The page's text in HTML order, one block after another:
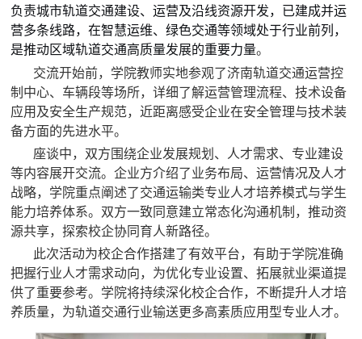
负责城市轨道交通建设、运营及沿线资源开发，已建成并运
营多条线路，在智慧运维、绿色交通等领域处于行业前列，
是推动区域轨道交通高质量发展的重要力量。
交流开始前，学院教师实地参观了济南轨道交通运营控
制中心、车辆段等场所，详细了解运营管理流程、技术设备
应用及安全生产规范，近距离感受企业在安全管理与技术装
备方面的先进水平。
座谈中，双方围绕企业发展规划、人才需求、专业建设
等内容展开交流。企业方介绍了业务布局、运营情况及人才
战略，学院重点阐述了交通运输类专业人才培养模式与学生
能力培养体系。双方一致同意建立常态化沟通机制，推动资
源共享，探索校企协同育人新路径。
此次活动为校企合作搭建了有效平台，有助于学院准确
把握行业人才需求动向，为优化专业设置、拓展就业渠道提
供了重要参考。学院将持续深化校企合作，不断提升人才培
养质量，为轨道交通行业输送更多高素质应用型专业人才。